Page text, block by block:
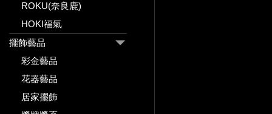
ROKU(奈良鹿)
HOKI福氣
擺飾藝品
彩金藝品
花器藝品
居家擺飾